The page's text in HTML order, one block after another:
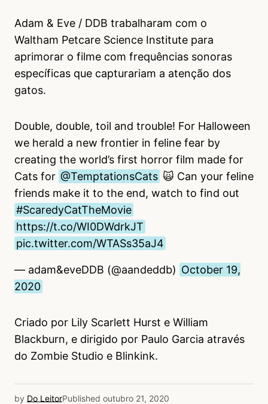
Adam & Eve / DDB trabalharam com o
Waltham Petcare Science Institute para
aprimorar o filme com frequências sonoras
específicas que capturariam a atenção dos
gatos.
Double, double, toil and trouble! For Halloween
we herald a new frontier in feline fear by
creating the world’s first horror film made for
Cats for @TemptationsCats 🙀 Can your feline
friends make it to the end, watch to find out
#ScaredyCatTheMovie
https://t.co/WI0DWdrkJT
pic.twitter.com/WTASs35aJ4
— adam&eveDDB (@aandeddb) October 19,
2020
Criado por Lily Scarlett Hurst e William
Blackburn, e dirigido por Paulo Garcia através
do Zombie Studio e Blinkink.
by Do LeitorPublished outubro 21, 2020